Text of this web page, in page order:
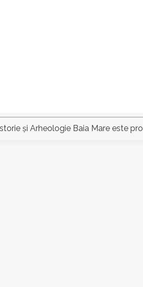
şi Arheologie Baia Mare este